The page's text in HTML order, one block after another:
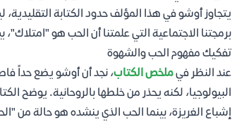
يتجاوز أوشو في هذا المؤلف حدود الكتابة
برمجتنا الاجتماعية التي علمتنا أن الحب هو
تفكيك مفهوم الحب والشهوة
عند النظر فيملخص الكتاب، نجد أن أوشو يضع حداً
البيولوجيا، لكنه يحذر من خلطها بالروحانية. يوضح
إشباع الغريزة، بينما الحب الذي ينشده هو حالة من